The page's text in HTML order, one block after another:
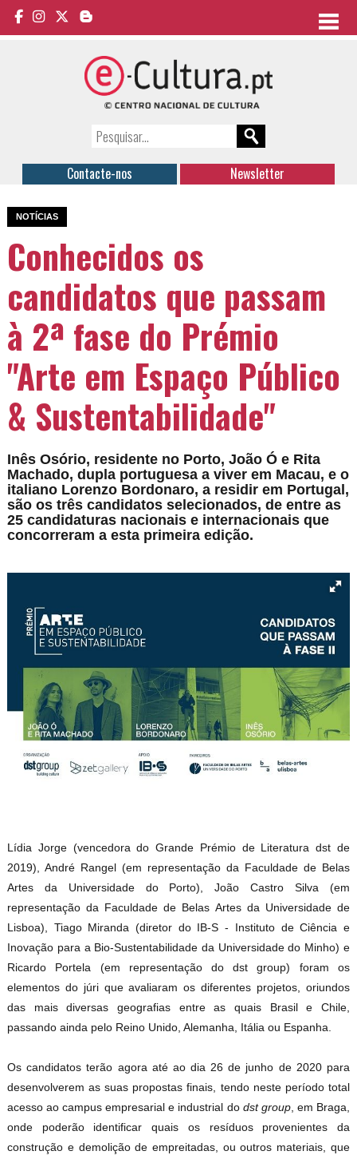
Contacte-nos Newsletter
NOTÍCIAS
Conhecidos os
candidatos que passam
à 2ª fase do Prémio
"Arte em Espaço Público
& Sustentabilidade"
Inês Osório, residente no Porto, João Ó e Rita
Machado, dupla portuguesa a viver em Macau, e o
italiano Lorenzo Bordonaro, a residir em Portugal,
são os três candidatos selecionados, de entre as
25 candidaturas nacionais e internacionais que
concorreram a esta primeira edição.
Lídia Jorge (vencedora do Grande Prémio de Literatura dst de
2019), André Rangel (em representação da Faculdade de Belas
Artes da Universidade do Porto), João Castro Silva (em
representação da Faculdade de Belas Artes da Universidade de
Lisboa), Tiago Miranda (diretor do IB-S - Instituto de Ciência e
Inovação para a Bio-Sustentabilidade da Universidade do Minho) e
Ricardo Portela (em representação do dst group) foram os
elementos do júri que avaliaram os diferentes projetos, oriundos
das mais diversas geografias entre as quais Brasil e Chile,
passando ainda pelo Reino Unido, Alemanha, Itália ou Espanha.
Os candidatos terão agora até ao dia 26 de junho de 2020 para
desenvolverem as suas propostas finais, tendo neste período total
acesso ao campus empresarial e industrial do dst group, em Braga,
onde poderão identificar quais os resíduos provenientes da
construção e demolição de empreitadas, ou outros materiais, que